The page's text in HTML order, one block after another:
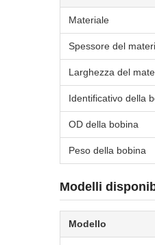
Materiale
Spessore del
Larghezza del
Identificativo della
OD della bobina
Peso della bobina
Modelli
Modello